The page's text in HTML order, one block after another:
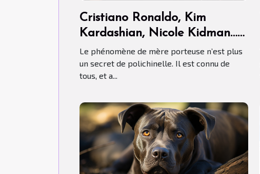
Cristiano Ronaldo, Kim
Kardashian, Nicole Kidman…
ont-ils fait recours aux Mères
porteuses ?
Le phénomène de mère porteuse n’est plus
un secret de polichinelle. Il est connu de
tous, et a...